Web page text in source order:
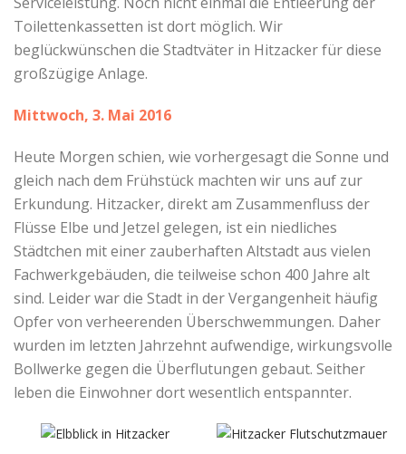
Toilettenkassetten ist dort möglich. Wir
beglückwünschen die Stadtväter in Hitzacker für diese
großzügige Anlage.
Mittwoch, 3. Mai 2016
Heute Morgen schien, wie vorhergesagt die Sonne und
gleich nach dem Frühstück machten wir uns auf zur
Erkundung. Hitzacker, direkt am Zusammenfluss der
Flüsse Elbe und Jetzel gelegen, ist ein niedliches
Städtchen mit einer zauberhaften Altstadt aus vielen
Fachwerkgebäuden, die teilweise schon 400 Jahre alt
sind. Leider war die Stadt in der Vergangenheit häufig
Opfer von verheerenden Überschwemmungen. Daher
wurden im letzten Jahrzehnt aufwendige, wirkungsvolle
Bollwerke gegen die Überflutungen gebaut. Seither
leben die Einwohner dort wesentlich entspannter.